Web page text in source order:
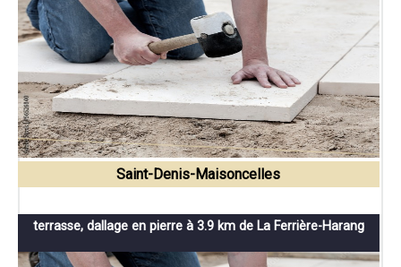
Saint-Denis-Maisoncelles
terrasse, dallage en pierre à 3.9 km de La Ferrière-Harang